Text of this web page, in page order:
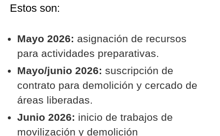
Estos son:
Mayo 2026: asignación de recursos
para actividades preparativas.
Mayo/junio 2026: suscripción de
contrato para demolición y cercado de
áreas liberadas.
Junio 2026: inicio de trabajos de
movilización y demolición